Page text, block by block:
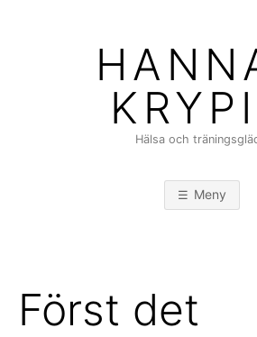
Hälsa och
Meny
Först det